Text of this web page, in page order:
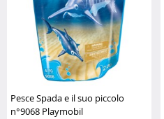
Pesce Spada e il suo piccolo
n°9068 Playmobil